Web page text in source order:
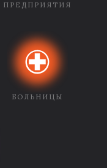
ПРЕДПРИЯТИЯ
БОЛЬНИЦЫ